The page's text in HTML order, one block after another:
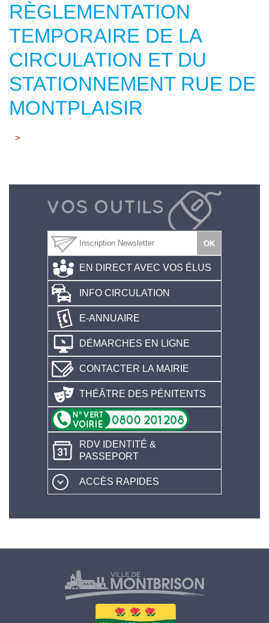
RÈGLEMENTATION
TEMPORAIRE DE LA
CIRCULATION ET DU
STATIONNEMENT RUE DE
MONTPLAISIR
>
EN DIRECT AVEC VOS ÉLUS
INFO CIRCULATION
E-ANNUAIRE
DÉMARCHES EN LIGNE
CONTACTER LA MAIRIE
THÉÂTRE DES PÉNITENTS
RDV IDENTITÉ &
PASSEPORT
ACCÈS RAPIDES